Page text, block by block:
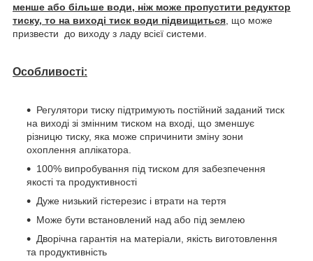
менше або більше води, ніж може пропустити редуктор
тиску, то на виході тиск води підвищиться , що може
призвести до виходу з ладу всієї системи.
Особливості:
Регулятори тиску підтримують постійний заданий тиск
на виході зі змінним тиском на вході, що зменшує
різницю тиску, яка може спричинити зміну зони
охоплення аплікатора.
100% випробування під тиском для забезпечення
якості та продуктивності
Дуже низький гістерезис і втрати на тертя
Може бути встановлений над або під землею
Дворічна гарантія на матеріали, якість виготовлення
та продуктивність